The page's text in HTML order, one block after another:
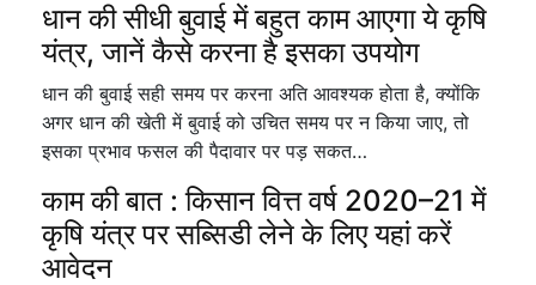
धान की सीधी बुवाई में बहुत काम आएगा ये कृषि
यंत्र, जानें कैसे करना है इसका उपयोग
धान की बुवाई सही समय पर करना अति आवश्यक होता है, क्योंकि
अगर धान की खेती में बुवाई को उचित समय पर न किया जाए, तो
इसका प्रभाव फसल की पैदावार पर पड़ सकत…
काम की बात : किसान वित्त वर्ष 2020–21 में
कृषि यंत्र पर सब्सिडी लेने के लिए यहां करें
आवेदन